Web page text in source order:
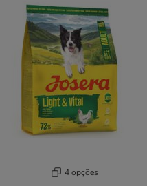
4 opções